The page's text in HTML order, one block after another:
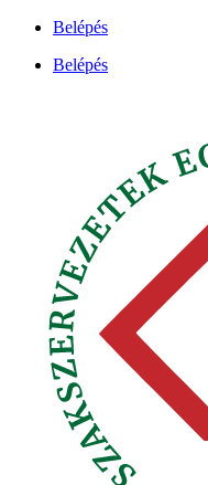
Ugrás
tartalomhoz
Belépés
Belépés